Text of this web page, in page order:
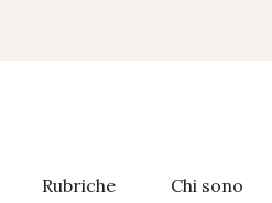
Rubriche Chi sono